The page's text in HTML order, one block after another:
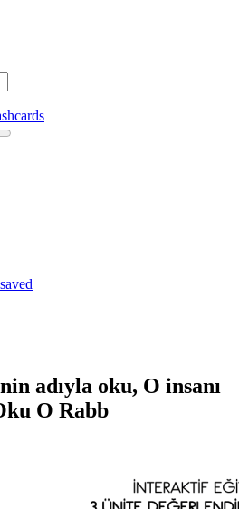
adıyla oku, O insanı
O Rabb